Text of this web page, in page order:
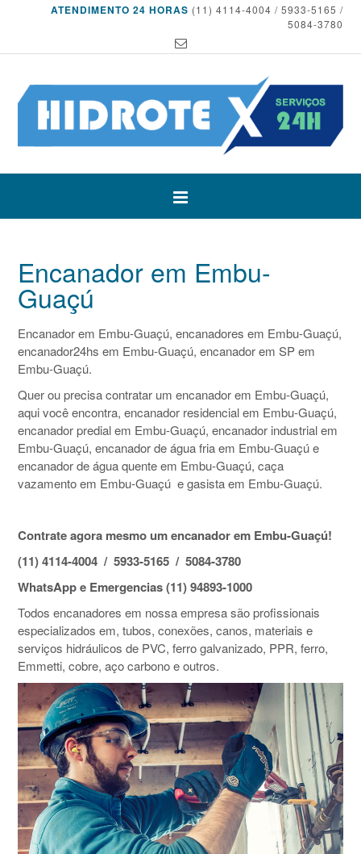
ATENDIMENTO 24 HORAS (11) 4114-4004 / 5933-5165 /
5084-3780
Encanador em Embu-
Guaçú
Encanador em Embu-Guaçú, encanadores em Embu-Guaçú,
encanador24hs em Embu-Guaçú, encanador em SP em
Embu-Guaçú.
Quer ou precisa contratar um encanador em Embu-Guaçú,
aqui você encontra, encanador residencial em Embu-Guaçú,
encanador predial em Embu-Guaçú, encanador industrial em
Embu-Guaçú, encanador de água fria em Embu-Guaçú e
encanador de água quente em Embu-Guaçú, caça
vazamento em Embu-Guaçú e gasista em Embu-Guaçú.
Contrate agora mesmo um encanador em Embu-Guaçú!
(11) 4114-4004 / 5933-5165 / 5084-3780
WhatsApp e Emergencias (11) 94893-1000
Todos encanadores em nossa empresa são profissionais
especializados em, tubos, conexões, canos, materiais e
serviços hidráulicos de PVC, ferro galvanizado, PPR, ferro,
Emmetti, cobre, aço carbono e outros.